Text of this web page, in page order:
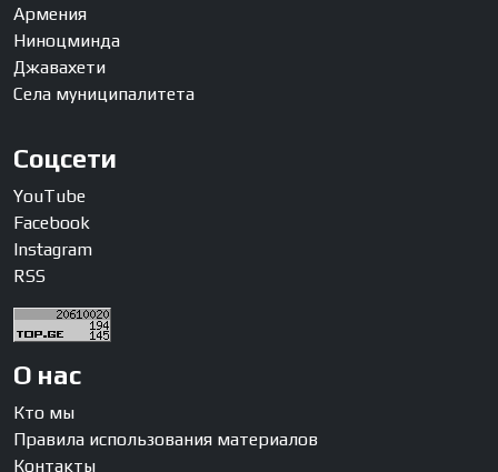
Армения
Ниноцминда
Джавахети
Села муниципалитета
Соцсети
YouTube
Facebook
Instagram
RSS
О нас
Кто мы
Правила использования материалов
Контакты